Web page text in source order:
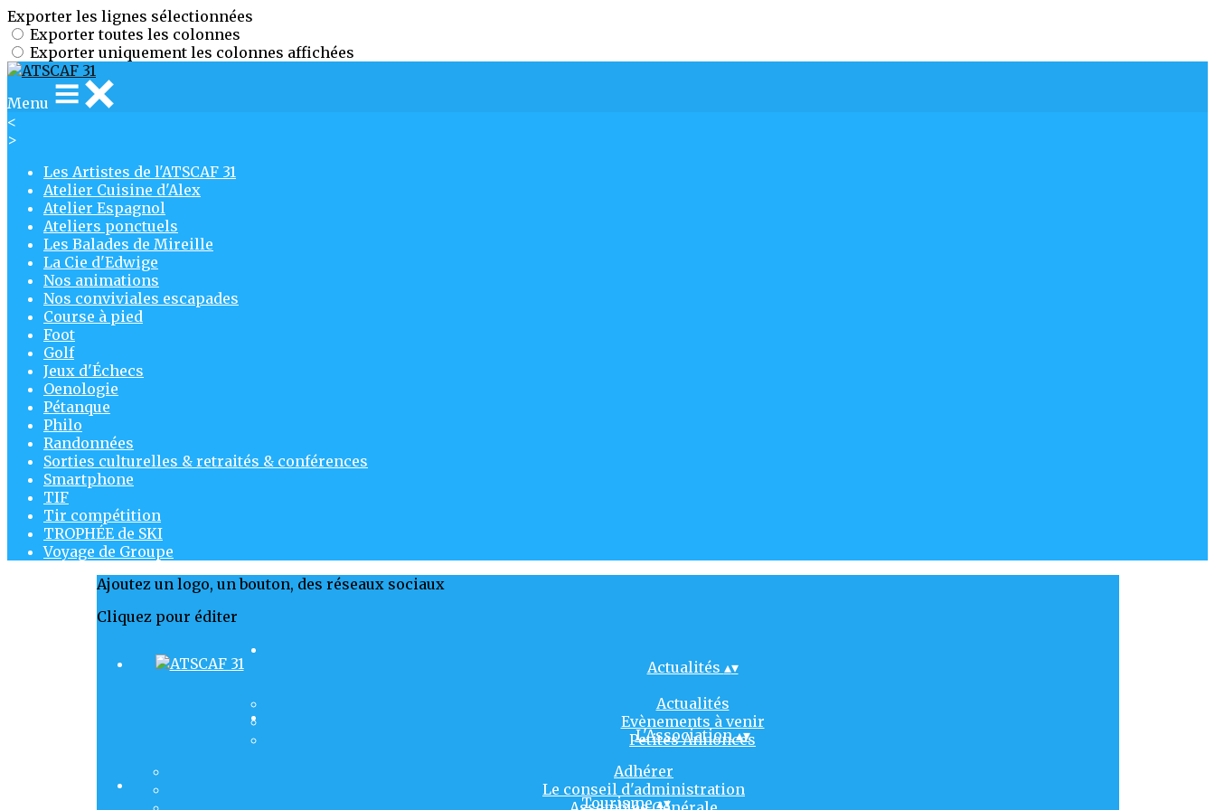
Exporter les lignes sélectionnées
Exporter toutes les colonnes
Exporter uniquement les colonnes affichées
Menu
<
>
Les Artistes de l'ATSCAF 31
Atelier Cuisine d'Alex
Atelier Espagnol
Ateliers ponctuels
Les Balades de Mireille
La Cie d'Edwige
Nos animations
Nos conviviales escapades
Course à pied
Foot
Golf
Jeux d'Échecs
Oenologie
Pétanque
Philo
Randonnées
Sorties culturelles & retraités & conférences
Smartphone
TIF
Tir compétition
TROPHÉE de SKI
Voyage de Groupe
Ajoutez un logo, un bouton, des réseaux sociaux
Cliquez pour éditer
Actualités ▴▾
Actualités
Evènements à venir
Petites Annonces
L'Association▴▾
Adhérer
Le conseil d'administration
Tourisme▴▾